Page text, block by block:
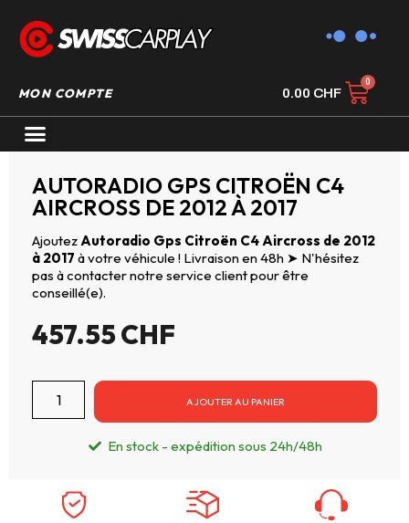
MON COMPTE 0.00 CHF
AUTORADIO GPS CITROËN C4
AIRCROSS DE 2012 À 2017
Ajoutez Autoradio Gps Citroën C4 Aircross de 2012
à 2017 à votre véhicule ! Livraison en 48h ➤ N'hésitez
pas à contacter notre service client pour être
conseillé(e).
457.55CHF
AJOUTER AU PANIER
En stock - expédition sous 24h/48h